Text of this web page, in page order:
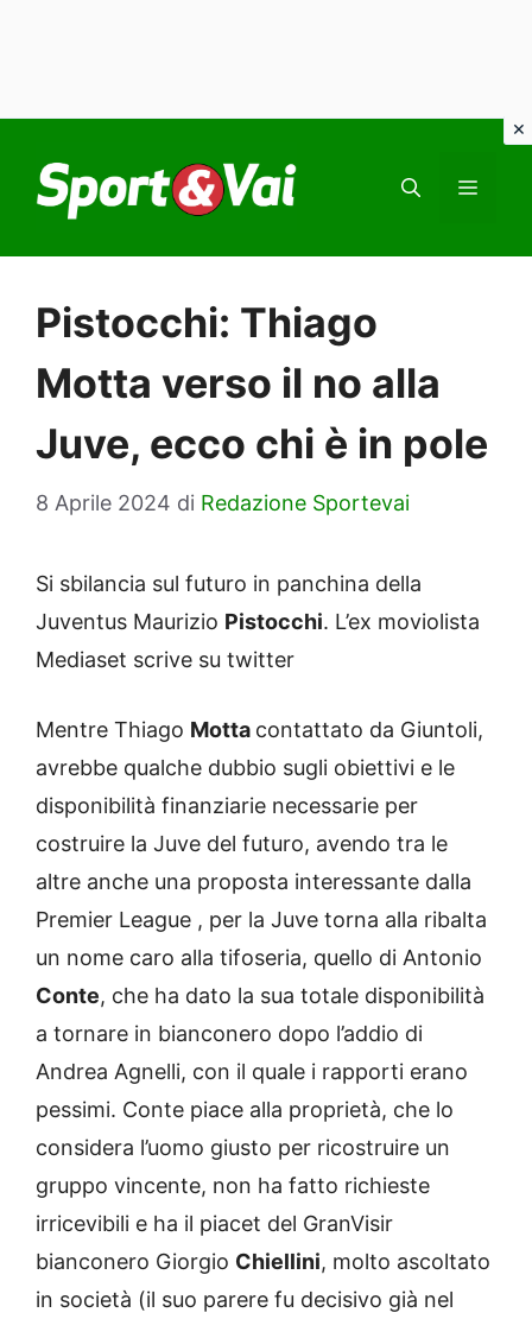
contenuto
Pistocchi: Thiago
Motta verso il no alla
Juve, ecco chi è in pole
8 Aprile 2024 di Redazione Sportevai
Si sbilancia sul futuro in panchina della
Juventus Maurizio Pistocchi. L’ex moviolista
Mediaset scrive su twitter
Mentre Thiago Motta contattato da Giuntoli,
avrebbe qualche dubbio sugli obiettivi e le
disponibilità finanziarie necessarie per
costruire la Juve del futuro, avendo tra le
altre anche una proposta interessante dalla
Premier League , per la Juve torna alla ribalta
un nome caro alla tifoseria, quello di Antonio
Conte, che ha dato la sua totale disponibilità
a tornare in bianconero dopo l’addio di
Andrea Agnelli, con il quale i rapporti erano
pessimi. Conte piace alla proprietà, che lo
considera l’uomo giusto per ricostruire un
gruppo vincente, non ha fatto richieste
irricevibili e ha il piacet del GranVisir
bianconero Giorgio Chiellini, molto ascoltato
in società (il suo parere fu decisivo già nel